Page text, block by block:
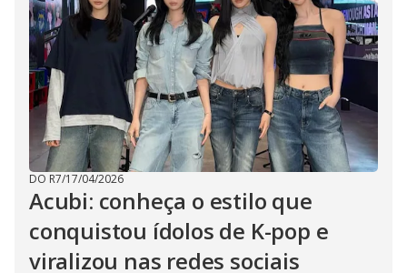
DO R7/17/04/2026
Acubi: conheça o estilo que
conquistou ídolos de K-pop e
viralizou nas redes sociais